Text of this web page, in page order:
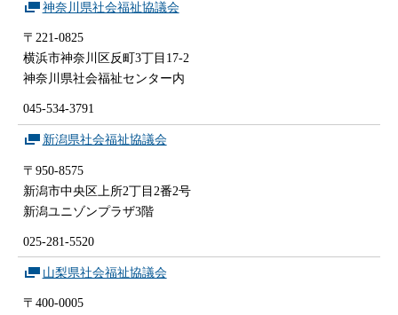
神奈川県社会福祉協議会
〒221-0825
横浜市神奈川区反町3丁目17-2
神奈川県社会福祉センター内
045-534-3791
新潟県社会福祉協議会
〒950-8575
新潟市中央区上所2丁目2番2号
新潟ユニゾンプラザ3階
025-281-5520
山梨県社会福祉協議会
〒400-0005